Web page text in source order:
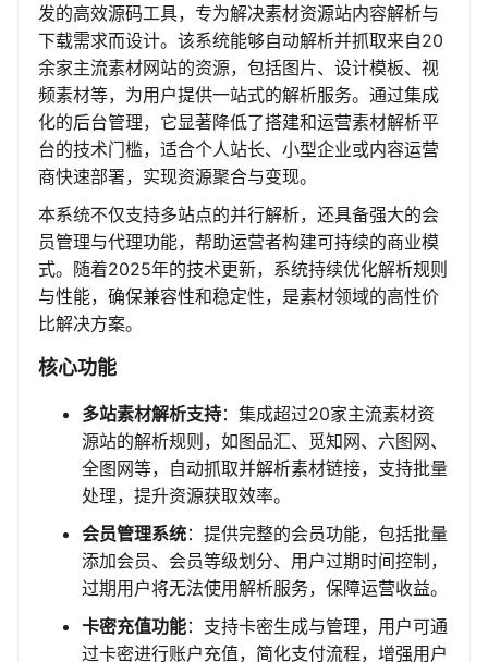
发的高效源码工具，专为解决素材资源站内容解析与
下载需求而设计。该系统能够自动解析并抓取来自20
余家主流素材网站的资源，包括图片、设计模板、视
频素材等，为用户提供一站式的解析服务。通过集成
化的后台管理，它显著降低了搭建和运营素材解析平
台的技术门槛，适合个人站长、小型企业或内容运营
商快速部署，实现资源聚合与变现。
本系统不仅支持多站点的并行解析，还具备强大的会
员管理与代理功能，帮助运营者构建可持续的商业模
式。随着2025年的技术更新，系统持续优化解析规则
与性能，确保兼容性和稳定性，是素材领域的高性价
比解决方案。
核心功能
多站素材解析支持：集成超过20家主流素材资
源站的解析规则，如图品汇、觅知网、六图网、
全图网等，自动抓取并解析素材链接，支持批量
处理，提升资源获取效率。
会员管理系统：提供完整的会员功能，包括批量
添加会员、会员等级划分、用户过期时间控制，
过期用户将无法使用解析服务，保障运营收益。
卡密充值功能：支持卡密生成与管理，用户可通
过卡密进行账户充值，简化支付流程，增强用户